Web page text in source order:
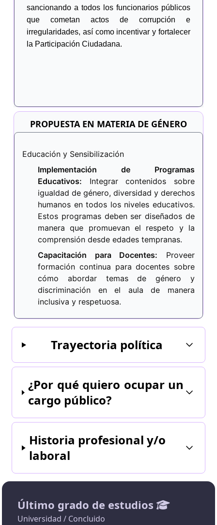
sancionando a todos los funcionarios públicos
que cometan actos de corrupción e
irregularidades, así como incentivar y fortalecer
la Participación Ciudadana.
PROPUESTA EN MATERIA DE GÉNERO
Educación y Sensibilización
Implementación de Programas
Educativos: Integrar contenidos sobre
igualdad de género, diversidad y derechos
humanos en todos los niveles educativos.
Estos programas deben ser diseñados de
manera que promuevan el respeto y la
comprensión desde edades tempranas.
Capacitación para Docentes: Proveer
formación continua para docentes sobre
cómo abordar temas de género y
discriminación en el aula de manera
inclusiva y respetuosa.
Trayectoria política
¿Por qué quiero ocupar un
cargo público?
Historia profesional y/o
laboral
Último grado de estudios
Universidad / Concluido